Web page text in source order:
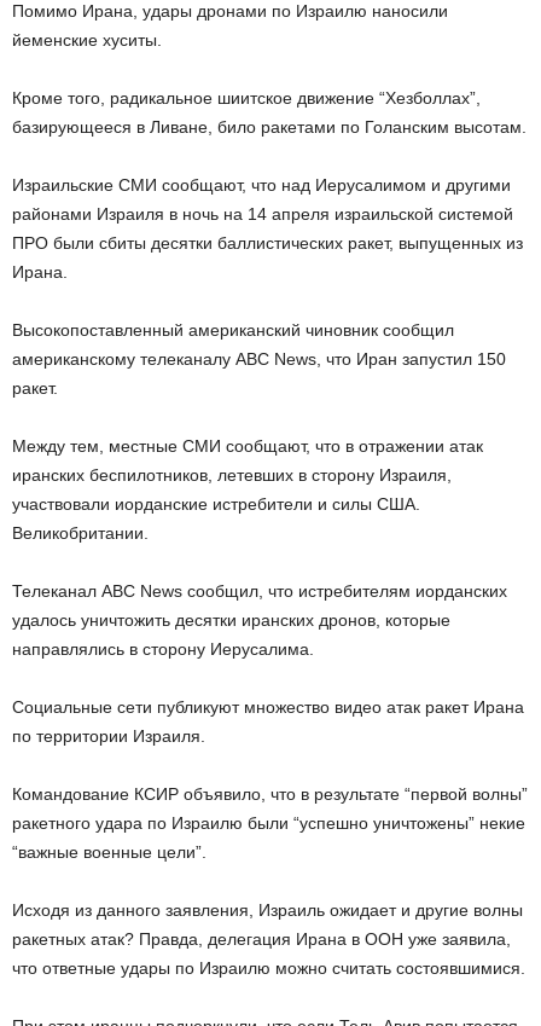
Помимо Ирана, удары дронами по Израилю наносили
йеменские хуситы.
Кроме того, радикальное шиитское движение “Хезболлах”,
базирующееся в Ливане, било ракетами по Голанским высотам.
Израильские СМИ сообщают, что над Иерусалимом и другими
районами Израиля в ночь на 14 апреля израильской системой
ПРО были сбиты десятки баллистических ракет, выпущенных из
Ирана.
Высокопоставленный американский чиновник сообщил
американскому телеканалу ABC News, что Иран запустил 150
ракет.
Между тем, местные СМИ сообщают, что в отражении атак
иранских беспилотников, летевших в сторону Израиля,
участвовали иорданские истребители и силы США.
Великобритании.
Телеканал ABC News сообщил, что истребителям иорданских
удалось уничтожить десятки иранских дронов, которые
направлялись в сторону Иерусалима.
Социальные сети публикуют множество видео атак ракет Ирана
по территории Израиля.
Командование КСИР объявило, что в результате “первой волны”
ракетного удара по Израилю были “успешно уничтожены” некие
“важные военные цели”.
Исходя из данного заявления, Израиль ожидает и другие волны
ракетных атак? Правда, делегация Ирана в ООН уже заявила,
что ответные удары по Израилю можно считать состоявшимися.